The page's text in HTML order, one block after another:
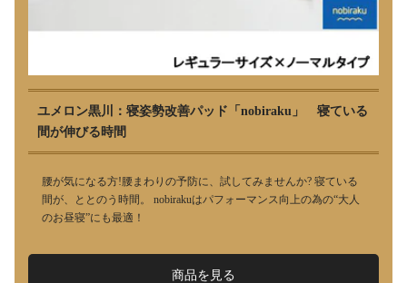
ユメロン黒川：寝姿勢改善パッド「nobiraku」 寝ている
間が伸びる時間
腰が気になる方!腰まわりの予防に、試してみませんか? 寝ている
間が、ととのう時間。 nobirakuはパフォーマンス向上の為の“大人
のお昼寝”にも最適！
商品を見る